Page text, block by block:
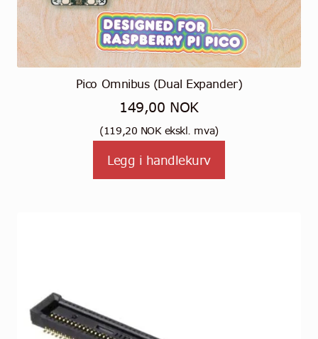
Pico Omnibus (Dual Expander)
149,00 NOK
(119,20 NOKekskl. mva)
Legg i handlekurv